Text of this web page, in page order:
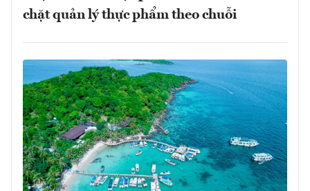
chặt quản lý thực phẩm theo chuỗi